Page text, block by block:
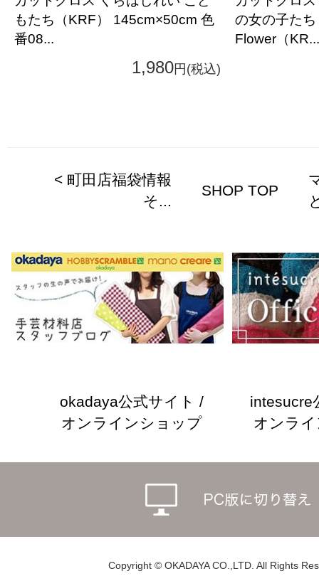
もたち（KRF） 145cm×50cm 色
番08...
1,980円(税込)
の女の子た
Flower（KR...
< 町田店福袋情報
そ...
SHOP TOP
okadaya公式サイト /
オンラインショップ
intesucre
オンラ
Copyright © OKADAYA CO.,LTD. All Rights